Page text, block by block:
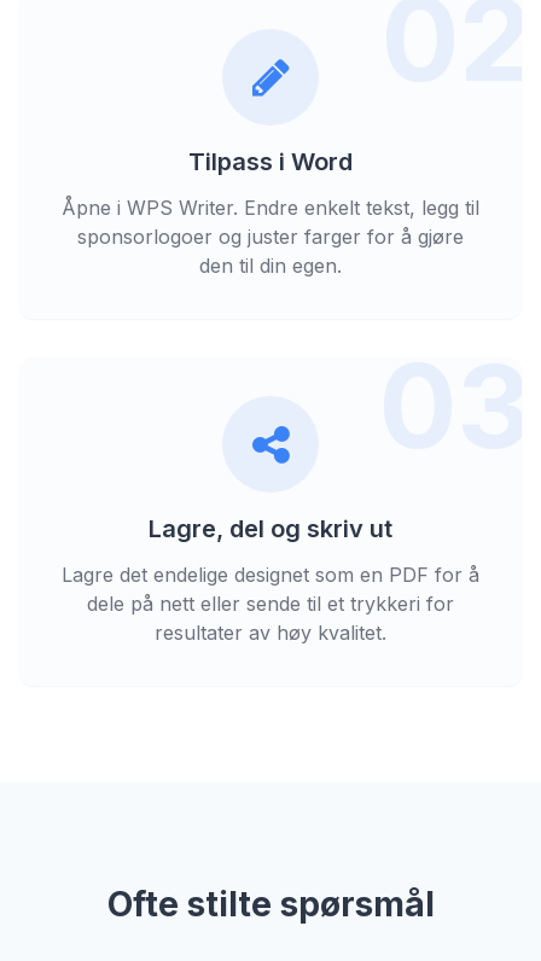
Tilpass i Word
Åpne i WPS Writer. Endre enkelt tekst, legg til
sponsorlogoer og juster farger for å gjøre
den til din egen.
03
Lagre, del og skriv ut
Lagre det endelige designet som en PDF for å
dele på nett eller sende til et trykkeri for
resultater av høy kvalitet.
Ofte stilte spørsmål